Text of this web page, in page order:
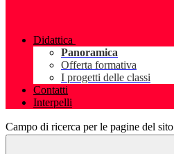
Didattica
Panoramica
Offerta formativa
I progetti delle classi
Contatti
Interpelli
Campo di ricerca per le pagine del sito